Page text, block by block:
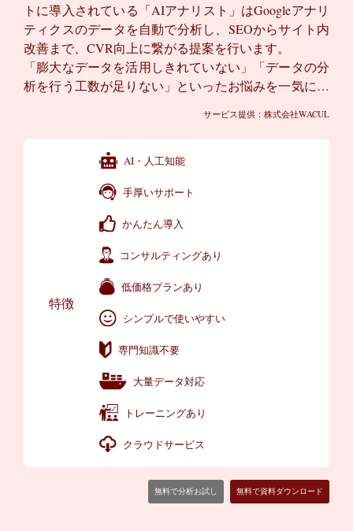
トに導入されている「AIアナリスト」はGoogleアナリ
ティクスのデータを自動で分析し、SEOからサイト内
改善まで、CVR向上に繋がる提案を行います。
「膨大なデータを活用しきれていない」「データの分
析を行う工数が足りない」といったお悩みを一気に解
サービス提供：株式会社WACUL
特徴
AI・人工知能
手厚いサポート
かんたん導入
コンサルティングあり
低価格プランあり
シンプルで使いやすい
専門知識不要
大量データ対応
トレーニングあり
クラウドサービス
無料で分析お試し 無料で資料ダウンロード